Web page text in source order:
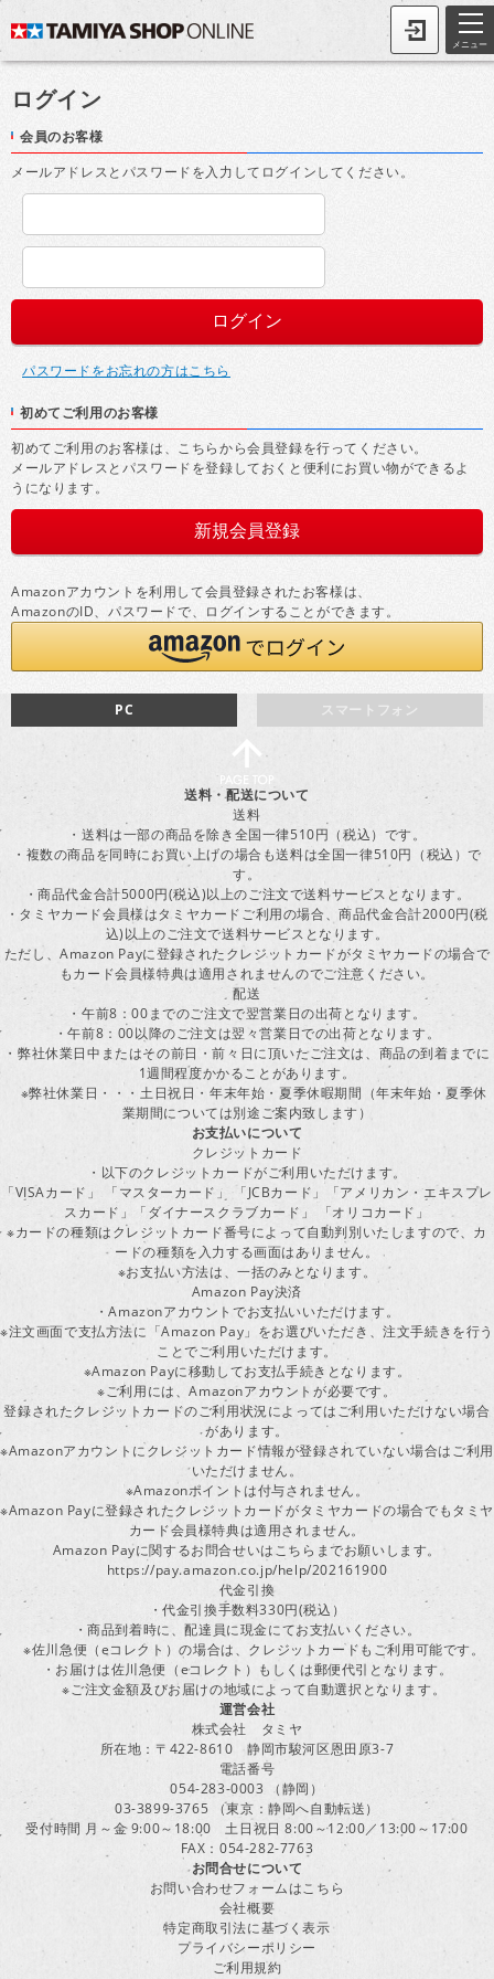
メニュー
ログイン
会員のお客様
メールアドレスとパスワードを入力してログインしてください。
パスワードをお忘れの方はこちら
初めてご利用のお客様
初めてご利用のお客様は、こちらから会員登録を行ってください。
メールアドレスとパスワードを登録しておくと便利にお買い物ができるよ
うになります。
Amazonアカウントを利用して会員登録されたお客様は、
AmazonのID、パスワードで、ログインすることができます。
スマートフォン
PC
送料・配送について
送料
・送料は一部の商品を除き全国一律510円（税込）です。
・複数の商品を同時にお買い上げの場合も送料は全国一律510円（税込）で
す。
・商品代金合計5000円(税込)以上のご注文で送料サービスとなります。
・タミヤカード会員様はタミヤカードご利用の場合、商品代金合計2000円(税
込)以上のご注文で送料サービスとなります。
ただし、Amazon Payに登録されたクレジットカードがタミヤカードの場合で
もカード会員様特典は適用されませんのでご注意ください。
配送
・午前8：00までのご注文で翌営業日の出荷となります。
・午前8：00以降のご注文は翌々営業日での出荷となります。
・弊社休業日中またはその前日・前々日に頂いたご注文は、商品の到着までに
1週間程度かかることがあります。
※弊社休業日・・・土日祝日・年末年始・夏季休暇期間（年末年始・夏季休
業期間については別途ご案内致します）
お支払いについて
クレジットカード
・以下のクレジットカードがご利用いただけます。
「VISAカード」 「マスターカード」 「JCBカード」「アメリカン・エキスプレ
スカード」「ダイナースクラブカード」 「オリコカード」
※カードの種類はクレジットカード番号によって自動判別いたしますので、カ
ードの種類を入力する画面はありません。
※お支払い方法は、一括のみとなります。
Amazon Pay決済
・Amazonアカウントでお支払いいただけます。
※注文画面で支払方法に「Amazon Pay」をお選びいただき、注文手続きを行う
ことでご利用いただけます。
※Amazon Payに移動してお支払手続きとなります。
※ご利用には、Amazonアカウントが必要です。
登録されたクレジットカードのご利用状況によってはご利用いただけない場合
があります。
※Amazonアカウントにクレジットカード情報が登録されていない場合はご利用
いただけません。
※Amazonポイントは付与されません。
※Amazon Payに登録されたクレジットカードがタミヤカードの場合でもタミヤ
カード会員様特典は適用されません。
Amazon Payに関するお問合せいはこちらまでお願いします。
https://pay.amazon.co.jp/help/202161900
代金引換
・代金引換手数料330円(税込）
・商品到着時に、配達員に現金にてお支払いください。
※佐川急便（eコレクト）の場合は、クレジットカードもご利用可能です。
・お届けは佐川急便（eコレクト）もしくは郵便代引となります。
※ご注文金額及びお届けの地域によって自動選択となります。
運営会社
株式会社 タミヤ
所在地：〒422-8610 静岡市駿河区恩田原3-7
電話番号
054-283-0003 （静岡）
03-3899-3765 （東京：静岡へ自動転送）
受付時間 月～金 9:00～18:00 土日祝日 8:00～12:00／13:00～17:00
FAX：054-282-7763
お問合せについて
お問い合わせフォームはこちら
会社概要
特定商取引法に基づく表示
プライバシーポリシー
ご利用規約